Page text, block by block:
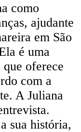
como
ajudante
em São
é uma
oferece
com a
A Juliana
sua história,